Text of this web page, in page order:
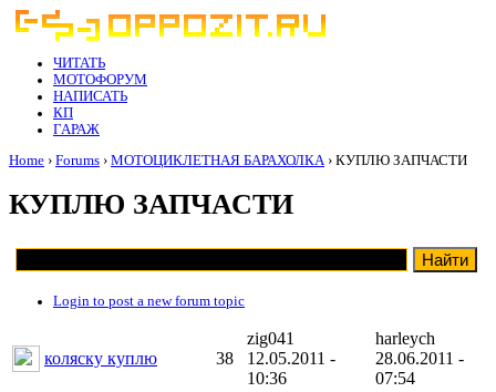
ЧИТАТЬ
МОТОФОРУМ
НАПИСАТЬ
КП
ГАРАЖ
Home › Forums › МОТОЦИКЛЕТНАЯ БАРАХОЛКА › КУПЛЮ ЗАПЧАСТИ
КУПЛЮ ЗАПЧАСТИ
Login to post a new forum topic
коляску куплю 38
zig041
12.05.2011 -
10:36
harleych
28.06.2011 -
07:54